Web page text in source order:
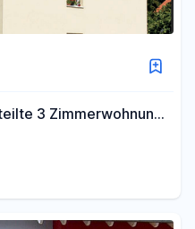
3 Zimmerwohnung